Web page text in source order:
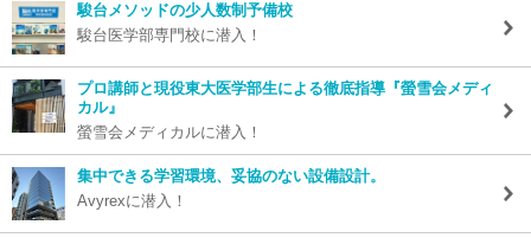
駿台メソッドの少人数制予備校
駿台医学部専門校に潜入！
プロ講師と現役東大医学部生による徹底指導『螢雪会メディ
カル』
螢雪会メディカルに潜入！
集中できる学習環境、妥協のない設備設計。
Avyrexに潜入！